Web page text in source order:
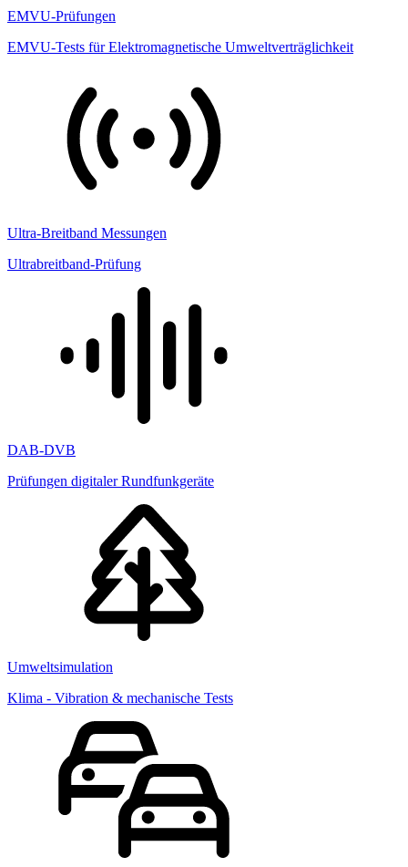
EMVU-Prüfungen
EMVU-Tests für Elektromagnetische Umweltverträglichkeit
Ultra-Breitband Messungen
Ultrabreitband-Prüfung
DAB-DVB
Prüfungen digitaler Rundfunkgeräte
Umweltsimulation
Klima - Vibration & mechanische Tests